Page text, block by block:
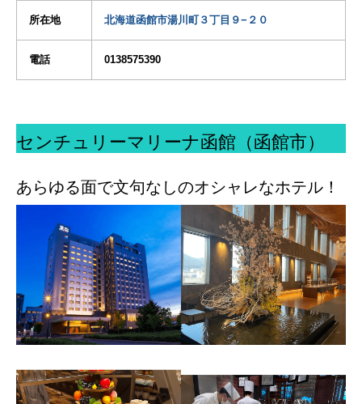
所在地 北海道函館市湯川町３丁目９−２０
電話 0138575390
センチュリーマリーナ函館（函館市）
あらゆる面で文句なしのオシャレなホテル！